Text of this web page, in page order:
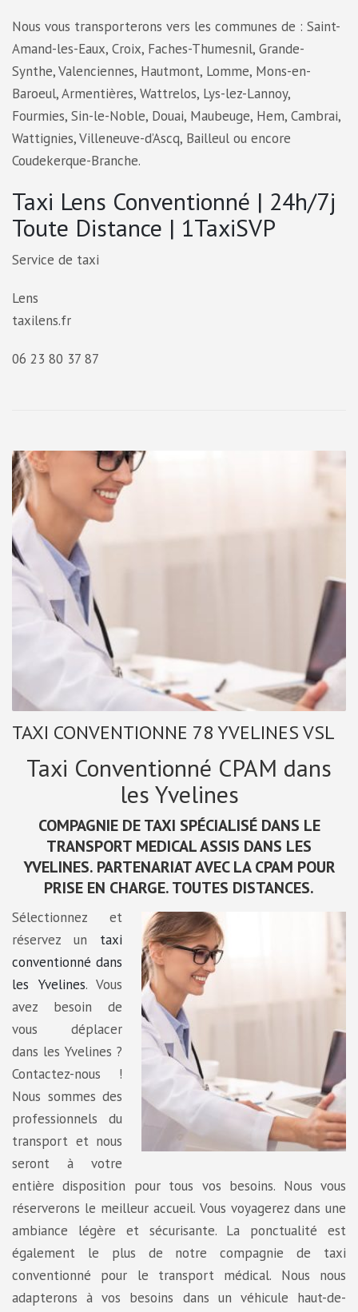
Nous vous transporterons vers les communes de : Saint-
Amand-les-Eaux, Croix, Faches-Thumesnil, Grande-
Synthe, Valenciennes, Hautmont, Lomme, Mons-en-
Baroeul, Armentières, Wattrelos, Lys-lez-Lannoy,
Fourmies, Sin-le-Noble, Douai, Maubeuge, Hem, Cambrai,
Wattignies, Villeneuve-d’Ascq, Bailleul ou encore
Coudekerque-Branche.
Taxi Lens Conventionné | 24h/7j
Toute Distance | 1TaxiSVP
Service de taxi
Lens
taxilens.fr
06 23 80 37 87
TAXI CONVENTIONNE 78 YVELINES VSL
Taxi Conventionné CPAM dans
les Yvelines
COMPAGNIE DE TAXI SPÉCIALISÉ DANS LE
TRANSPORT MEDICAL ASSIS DANS LES
YVELINES. PARTENARIAT AVEC LA CPAM POUR
PRISE EN CHARGE. TOUTES DISTANCES.
Sélectionnez et
réservez un taxi
conventionné dans
les Yvelines. Vous
avez besoin de
vous déplacer
dans les Yvelines ?
Contactez-nous !
Nous sommes des
professionnels du
transport et nous
seront à votre
entière disposition pour tous vos besoins. Nous vous
réserverons le meilleur accueil. Vous voyagerez dans une
ambiance légère et sécurisante. La ponctualité est
également le plus de notre compagnie de taxi
conventionné pour le transport médical. Nous nous
adapterons à vos besoins dans un véhicule haut-de-